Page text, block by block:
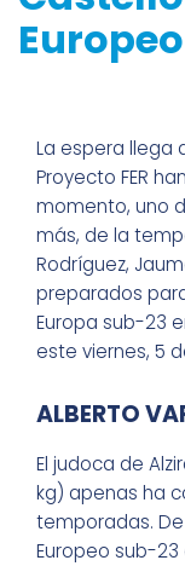
La espera llega
Proyecto FER
momento, uno
más, de la
Rodríguez,
preparados
Europa sub-23
este viernes, 5
ALBERTO
El judoca de
kg) apenas ha
temporadas.
Europeo sub-